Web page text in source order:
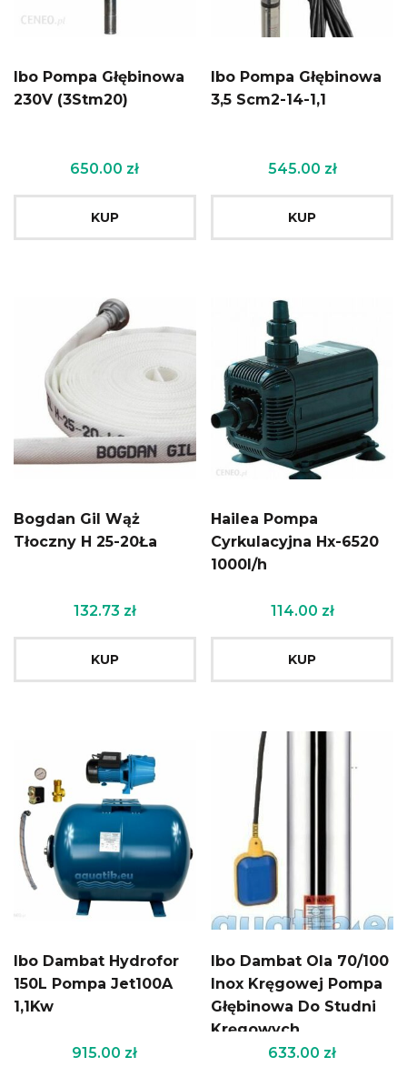
Ibo Pompa Głębinowa
230V (3Stm20)
650.00 zł
KUP
Ibo Pompa Głębinowa
3,5 Scm2-14-1,1
545.00 zł
KUP
Bogdan Gil Wąż
Tłoczny H 25-20Ła
132.73 zł
KUP
Hailea Pompa
Cyrkulacyjna Hx-6520
1000l/h
114.00 zł
KUP
Ibo Dambat Hydrofor
150L Pompa Jet100A
1,1Kw
915.00 zł
Ibo Dambat Ola 70/100
Inox Kręgowej Pompa
Głębinowa Do Studni
Kręgowych
633.00 zł